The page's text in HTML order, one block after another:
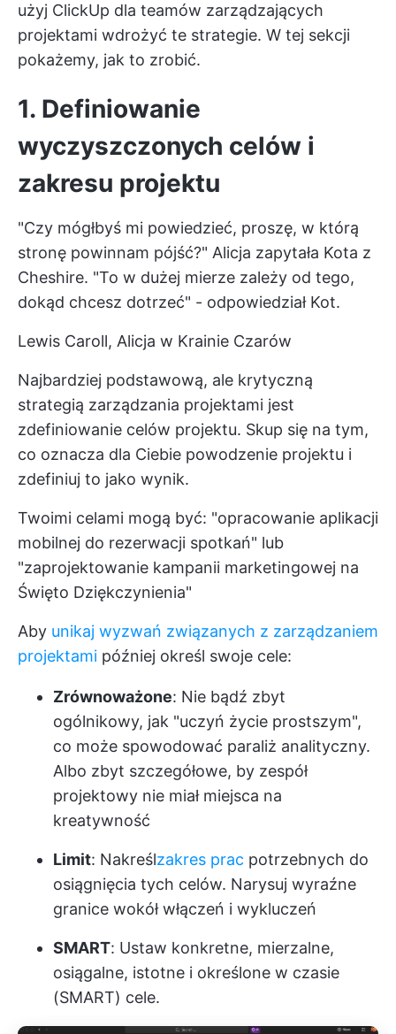
użyj ClickUp dla teamów zarządzających
projektami wdrożyć te strategie. W tej sekcji
pokażemy, jak to zrobić.
1. Definiowanie
wyczyszczonych celów i
zakresu projektu
"Czy mógłbyś mi powiedzieć, proszę, w którą
stronę powinnam pójść?" Alicja zapytała Kota z
Cheshire. "To w dużej mierze zależy od tego,
dokąd chcesz dotrzeć" - odpowiedział Kot.
Lewis Caroll, Alicja w Krainie Czarów
Najbardziej podstawową, ale krytyczną
strategią zarządzania projektami jest
zdefiniowanie celów projektu. Skup się na tym,
co oznacza dla Ciebie powodzenie projektu i
zdefiniuj to jako wynik.
Twoimi celami mogą być: "opracowanie aplikacji
mobilnej do rezerwacji spotkań" lub
"zaprojektowanie kampanii marketingowej na
Święto Dziękczynienia"
Aby unikaj wyzwań związanych z zarządzaniem
projektami później określ swoje cele:
Zrównoważone: Nie bądź zbyt
ogólnikowy, jak "uczyń życie prostszym",
co może spowodować paraliż analityczny.
Albo zbyt szczegółowe, by zespół
projektowy nie miał miejsca na
kreatywność
Limit: Nakreślzakres prac potrzebnych do
osiągnięcia tych celów. Narysuj wyraźne
granice wokół włączeń i wykluczeń
SMART: Ustaw konkretne, mierzalne,
osiągalne, istotne i określone w czasie
(SMART) cele.